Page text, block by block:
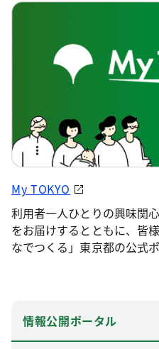
My TOKYO
利用者一人ひとりの興味関
をお届けするとともに、皆
なでつくる」東京都の公式
情報公開ポータル